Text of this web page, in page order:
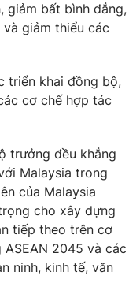
bằng AI
Nam
giảm bất bình đẳng,
giảm thiểu các
triển khai đồng bộ,
cơ chế hợp tác
trưởng đều khẳng
Malaysia trong
của Malaysia
cho xây dựng
tiếp theo trên cơ
2045 và các
ninh, kinh tế, văn